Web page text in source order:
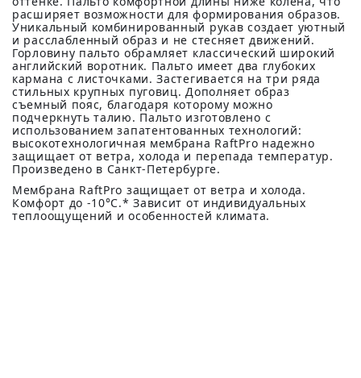
расширяет возможности для формирования образов.
Уникальный комбинированный рукав создает уютный
и расслабленный образ и не стесняет движений.
Горловину пальто обрамляет классический широкий
английский воротник. Пальто имеет два глубоких
кармана с листочками. Застегивается на три ряда
стильных крупных пуговиц. Дополняет образ
съемный пояс, благодаря которому можно
подчеркнуть талию. Пальто изготовлено с
использованием запатентованных технологий:
высокотехнологичная мембрана RaftPro надежно
защищает от ветра, холода и перепада температур.
Произведено в Санкт-Петербурге.
Мембрана RaftPro защищает от ветра и холода.
Комфорт до -10°C.* Зависит от индивидуальных
теплоощущений и особенностей климата.